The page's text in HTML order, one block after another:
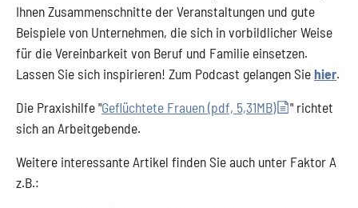
Ihnen Zusammenschnitte der Veranstaltungen und gute
Beispiele von Unternehmen, die sich in vorbildlicher Weise
für die Vereinbarkeit von Beruf und Familie einsetzen.
Lassen Sie sich inspirieren! Zum Podcast gelangen Siehier.
Die Praxishilfe "Geflüchtete Frauen (pdf, 5,31MB)
" richtet
sich an Arbeitgebende.
Weitere interessante Artikel finden Sie auch unter Faktor A
z.B.: